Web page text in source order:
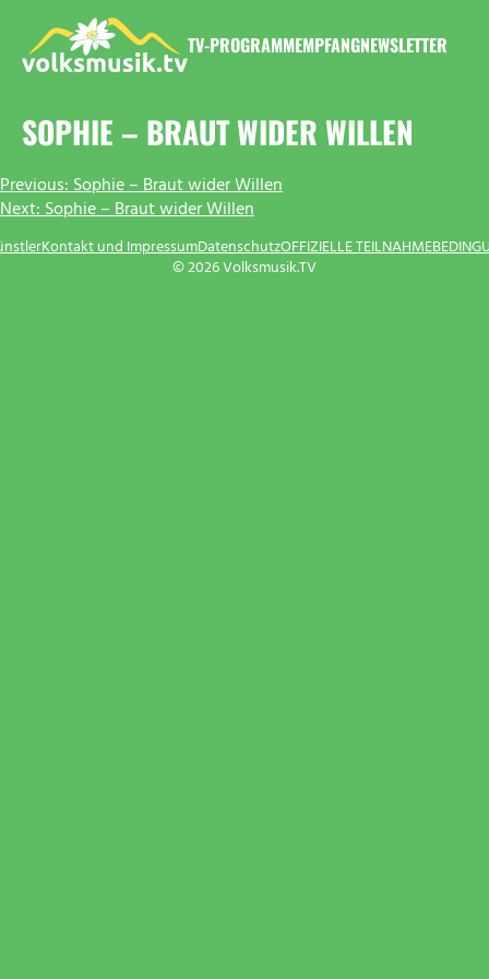
Inhalt
springen
TV-PROGRAMMEMPFANGNEWSLETTER
SOPHIE – BRAUT WIDER WILLEN
BEITRAGSNAVIGATION
Previous:Sophie – Braut wider Willen
Next:Sophie – Braut wider Willen
© 2026 Volksmusik.TV
Kontakt und ImpressumDatenschutzOFFIZIELLE